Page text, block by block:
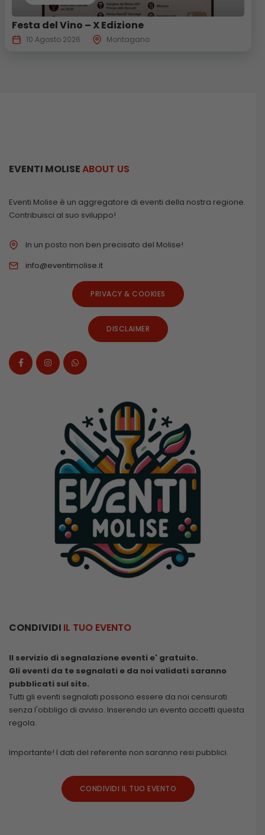
Festa del Vino – X Edizione
10 Agosto 2026 Montagano
EVENTI MOLISEABOUT US
Eventi Molise è un aggregatore di eventi della nostra regione.
Contribuisci al suo sviluppo!
In un posto non ben precisato del Molise!
info@eventimolise.it
PRIVACY & COOKIES
DISCLAIMER
CONDIVIDI IL TUO EVENTO
Il servizio di segnalazione eventi e' gratuito.
Gli eventi da te segnalati e da noi validati saranno
pubblicati sul sito.
Tutti gli eventi segnalati possono essere da noi censurati
senza l'obbligo di avviso. Inserendo un evento accetti questa
regola.
Importante! I dati del referente non saranno resi pubblici.
CONDIVIDI IL TUO EVENTO